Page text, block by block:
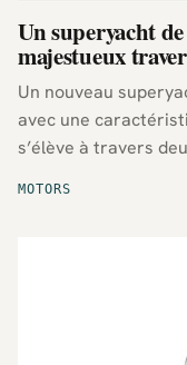
MOTORS
Un superyacht
majestueux
Un nouveau
avec une
s’élève à travers